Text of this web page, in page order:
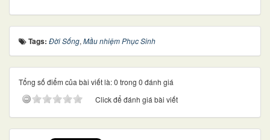
Tags: Đời Sống, Mầu nhiệm Phục Sinh
Tổng số điểm của bài viết là: 0 trong 0 đánh giá
Click để đánh giá bài viết